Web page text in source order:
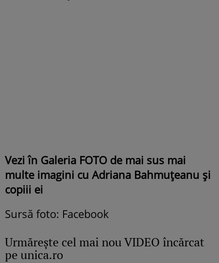
Vezi în Galeria FOTO de mai sus mai
multe imagini cu Adriana Bahmuțeanu și
copiii ei
Sursă foto: Facebook
Urmăreşte cel mai nou VIDEO încărcat
pe unica.ro